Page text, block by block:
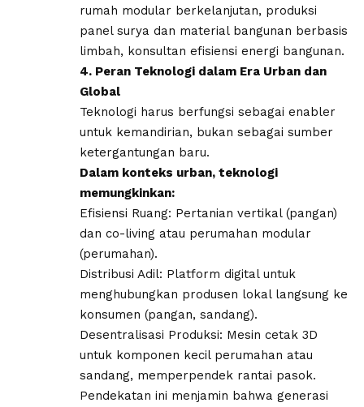
rumah modular berkelanjutan, produksi
panel surya dan material bangunan berbasis
limbah, konsultan efisiensi energi bangunan.
​4. Peran Teknologi dalam Era Urban dan
Global
​Teknologi harus berfungsi sebagai enabler
untuk kemandirian, bukan sebagai sumber
ketergantungan baru.
Dalam konteks urban, teknologi
memungkinkan:
​Efisiensi Ruang: Pertanian vertikal (pangan)
dan co-living atau perumahan modular
(perumahan).
​Distribusi Adil: Platform digital untuk
menghubungkan produsen lokal langsung ke
konsumen (pangan, sandang).
​Desentralisasi Produksi: Mesin cetak 3D
untuk komponen kecil perumahan atau
sandang, memperpendek rantai pasok.
​Pendekatan ini menjamin bahwa generasi